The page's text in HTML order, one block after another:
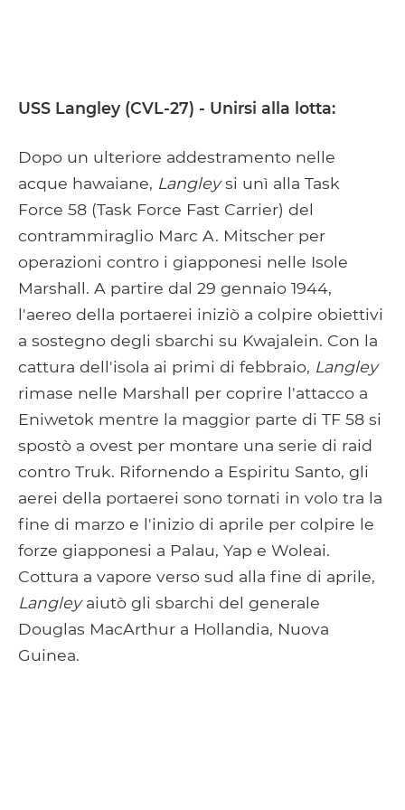
USS Langley (CVL-27) - Unirsi alla lotta:
Dopo un ulteriore addestramento nelle
acque hawaiane, Langleysi unì alla Task
Force 58 (Task Force Fast Carrier) del
contrammiraglio Marc A. Mitscher per
operazioni contro i giapponesi nelle Isole
Marshall. A partire dal 29 gennaio 1944,
l'aereo della portaerei iniziò a colpire obiettivi
a sostegno degli sbarchi su Kwajalein. Con la
cattura dell'isola ai primi di febbraio, Langley
rimase nelle Marshall per coprire l'attacco a
Eniwetok mentre la maggior parte di TF 58 si
spostò a ovest per montare una serie di raid
contro Truk. Rifornendo a Espiritu Santo, gli
aerei della portaerei sono tornati in volo tra la
fine di marzo e l'inizio di aprile per colpire le
forze giapponesi a Palau, Yap e Woleai.
Cottura a vapore verso sud alla fine di aprile,
Langleyaiutò gli sbarchi del generale
Douglas MacArthur a Hollandia, Nuova
Guinea.